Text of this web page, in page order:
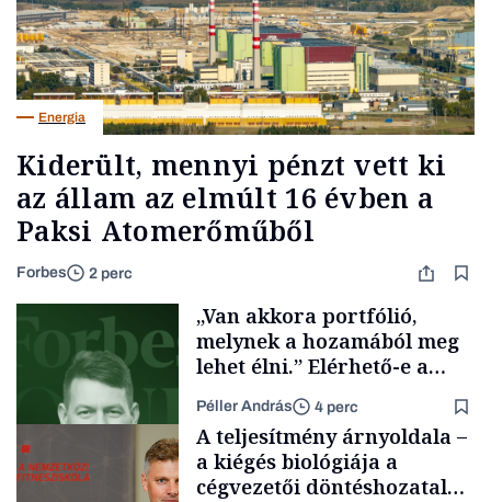
Energia
Kiderült, mennyi pénzt vett ki
az állam az elmúlt 16 évben a
Paksi Atomerőműből
Forbes 2 perc
„Van akkora portfólió,
melynek a hozamából meg
lehet élni.” Elérhető-e a
passzív jövedelem és az
anyagi függetlenség?
Péller András 4 perc
A teljesítmény árnyoldala –
a kiégés biológiája a
cégvezetői döntéshozatal